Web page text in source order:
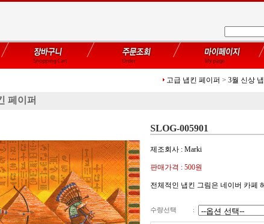
고급 냅킨 페이퍼 > 3월 신상
페이퍼
SLOG-005901
제조회사 : Marki
판매가격 : 500원
전체적인 냅킨 그림은 네이버 카페
수량선택 :